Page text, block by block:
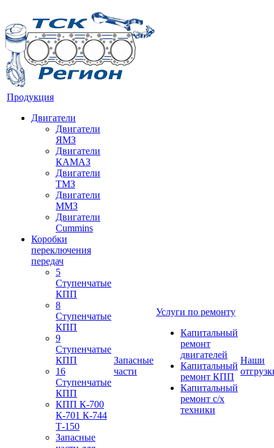
Продукция
Двигатели
Двигатели
ЯМЗ
Двигатели
КАМАЗ
Двигатели
ТМЗ
Двигатели
ММЗ
Двигатели
Cummins
Коробки
переключения
передач
5
Ступенчатые
КПП
8
Ступенчатые
КПП
9
Ступенчатые
КПП
16
Ступенчатые
КПП
КПП К-700
К-701 К-744
Т-150
Запасные
Запасные
части
Услуги по ремонту
Капитальный
ремонт
двигателей
Капитальный
ремонт КПП
Капитальный
ремонт с/х
техники
Наши